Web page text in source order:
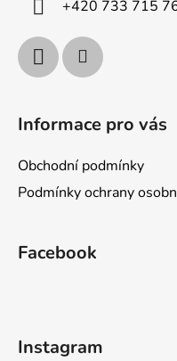
+420 733 715
Informace pro vás
Obchodní podmínky
Podmínky ochrany
Facebook
Instagram